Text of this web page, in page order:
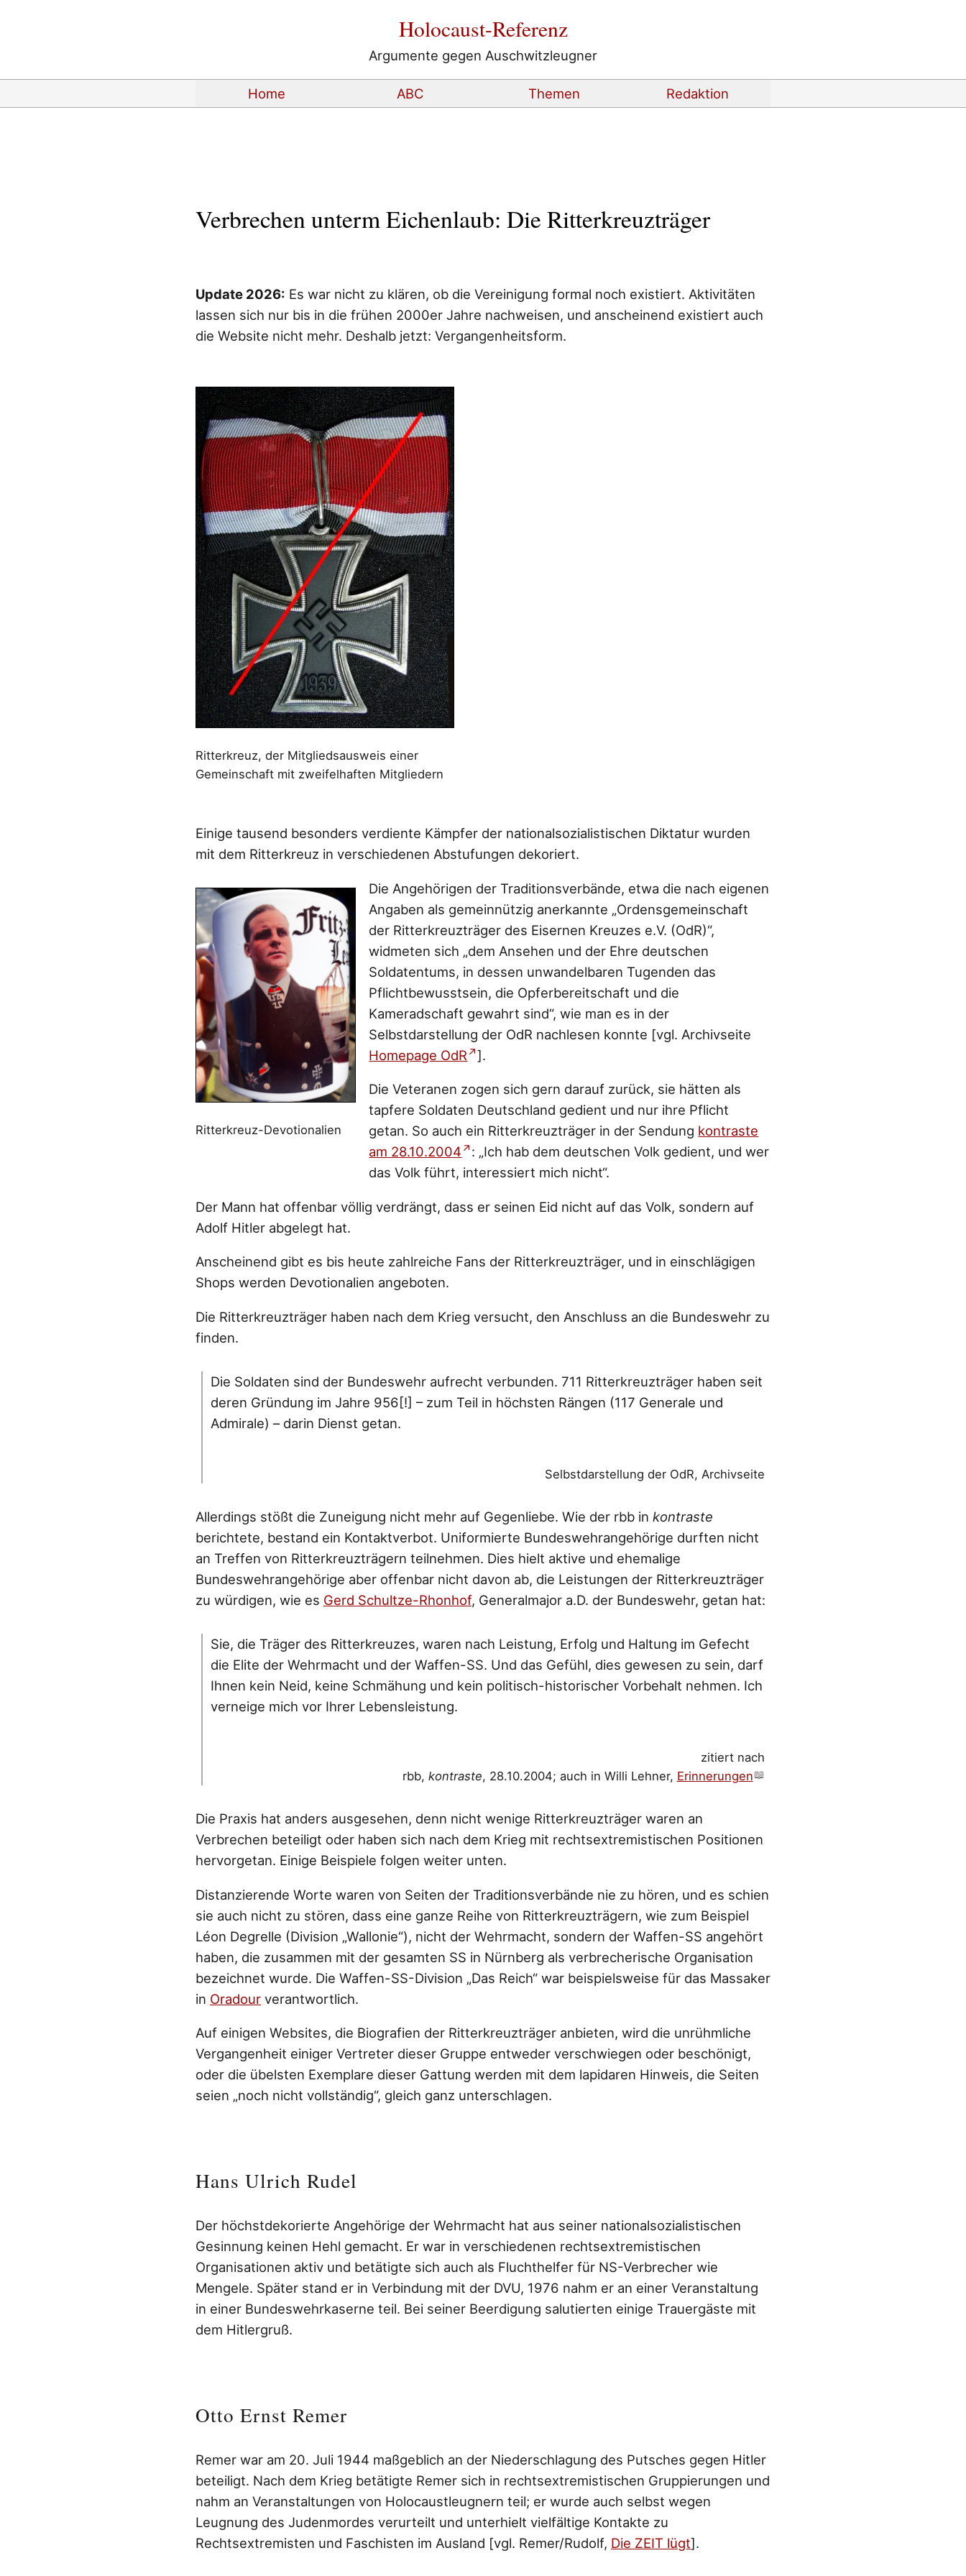
Holocaust-Referenz
Argumente gegen Auschwitzleugner
Home ABC Themen Redaktion
Verbrechen unterm Eichenlaub: Die Ritterkreuzträger
Update 2026: Es war nicht zu klären, ob die Vereinigung formal noch existiert. Aktivitäten
lassen sich nur bis in die frühen 2000er Jahre nachweisen, und anscheinend existiert auch
die Website nicht mehr. Deshalb jetzt: Vergangenheitsform.
Ritterkreuz, der Mitgliedsausweis einer
Gemeinschaft mit zweifelhaften Mitgliedern
Einige tausend besonders verdiente Kämpfer der nationalsozialistischen Diktatur wurden
mit dem Ritterkreuz in verschiedenen Abstufungen dekoriert.
Ritterkreuz-Devotionalien
Die Angehörigen der Traditionsverbände, etwa die nach eigenen
Angaben als gemeinnützig anerkannte „Ordensgemeinschaft
der Ritterkreuzträger des Eisernen Kreuzes e.V. (OdR)“,
widmeten sich „dem Ansehen und der Ehre deutschen
Soldatentums, in dessen unwandelbaren Tugenden das
Pflichtbewusstsein, die Opferbereitschaft und die
Kameradschaft gewahrt sind“, wie man es in der
Selbstdarstellung der OdR nachlesen konnte [vgl. Archivseite
Homepage OdR
].
Die Veteranen zogen sich gern darauf zurück, sie hätten als
tapfere Soldaten Deutschland gedient und nur ihre Pflicht
getan. So auch ein Ritterkreuzträger in der Sendung kontraste
am 28.10.2004
: „Ich hab dem deutschen Volk gedient, und wer
das Volk führt, interessiert mich nicht“.
Der Mann hat offenbar völlig verdrängt, dass er seinen Eid nicht auf das Volk, sondern auf
Adolf Hitler abgelegt hat.
Anscheinend gibt es bis heute zahlreiche Fans der Ritterkreuzträger, und in einschlägigen
Shops werden Devotionalien angeboten.
Die Ritterkreuzträger haben nach dem Krieg versucht, den Anschluss an die Bundeswehr zu
finden.
Die Soldaten sind der Bundeswehr aufrecht verbunden. 711 Ritterkreuzträger haben seit
deren Gründung im Jahre 956[!] – zum Teil in höchsten Rängen (117 Generale und
Admirale) – darin Dienst getan.
Selbstdarstellung der OdR, Archivseite
Allerdings stößt die Zuneigung nicht mehr auf Gegenliebe. Wie der rbb in kontraste
berichtete, bestand ein Kontaktverbot. Uniformierte Bundeswehrangehörige durften nicht
an Treffen von Ritterkreuzträgern teilnehmen. Dies hielt aktive und ehemalige
Bundeswehrangehörige aber offenbar nicht davon ab, die Leistungen der Ritterkreuzträger
zu würdigen, wie es Gerd Schultze-Rhonhof, Generalmajor a.D. der Bundeswehr, getan hat:
Sie, die Träger des Ritterkreuzes, waren nach Leistung, Erfolg und Haltung im Gefecht
die Elite der Wehrmacht und der Waffen-SS. Und das Gefühl, dies gewesen zu sein, darf
Ihnen kein Neid, keine Schmähung und kein politisch-historischer Vorbehalt nehmen. Ich
verneige mich vor Ihrer Lebensleistung.
zitiert nach
rbb, kontraste, 28.10.2004; auch in Willi Lehner, Erinnerungen
Die Praxis hat anders ausgesehen, denn nicht wenige Ritterkreuzträger waren an
Verbrechen beteiligt oder haben sich nach dem Krieg mit rechtsextremistischen Positionen
hervorgetan. Einige Beispiele folgen weiter unten.
Distanzierende Worte waren von Seiten der Traditionsverbände nie zu hören, und es schien
sie auch nicht zu stören, dass eine ganze Reihe von Ritterkreuzträgern, wie zum Beispiel
Léon Degrelle (Division „Wallonie“), nicht der Wehrmacht, sondern der Waffen-SS angehört
haben, die zusammen mit der gesamten SS in Nürnberg als verbrecherische Organisation
bezeichnet wurde. Die Waffen-SS-Division „Das Reich“ war beispielsweise für das Massaker
in Oradour verantwortlich.
Auf einigen Websites, die Biografien der Ritterkreuzträger anbieten, wird die unrühmliche
Vergangenheit einiger Vertreter dieser Gruppe entweder verschwiegen oder beschönigt,
oder die übelsten Exemplare dieser Gattung werden mit dem lapidaren Hinweis, die Seiten
seien „noch nicht vollständig“, gleich ganz unterschlagen.
Hans Ulrich Rudel
Der höchstdekorierte Angehörige der Wehrmacht hat aus seiner nationalsozialistischen
Gesinnung keinen Hehl gemacht. Er war in verschiedenen rechtsextremistischen
Organisationen aktiv und betätigte sich auch als Fluchthelfer für NS-Verbrecher wie
Mengele. Später stand er in Verbindung mit der DVU, 1976 nahm er an einer Veranstaltung
in einer Bundeswehrkaserne teil. Bei seiner Beerdigung salutierten einige Trauergäste mit
dem Hitlergruß.
Otto Ernst Remer
Remer war am 20. Juli 1944 maßgeblich an der Niederschlagung des Putsches gegen Hitler
beteiligt. Nach dem Krieg betätigte Remer sich in rechtsextremistischen Gruppierungen und
nahm an Veranstaltungen von Holocaustleugnern teil; er wurde auch selbst wegen
Leugnung des Judenmordes verurteilt und unterhielt vielfältige Kontakte zu
Rechtsextremisten und Faschisten im Ausland [vgl. Remer/Rudolf, Die ZEIT lügt].